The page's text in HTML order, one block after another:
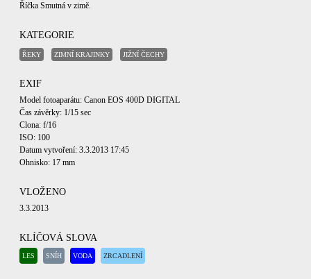
Říčka Smutná v zimě.
KATEGORIE
ŘEKY ZIMNÍ KRAJINKY JIŽNÍ ČECHY
EXIF
Model fotoaparátu: Canon EOS 400D DIGITAL
Čas závěrky: 1/15 sec
Clona: f/16
ISO: 100
Datum vytvoření: 3.3.2013 17:45
Ohnisko: 17 mm
VLOŽENO
3.3.2013
KLÍČOVÁ SLOVA
LES SNÍH VODA ZRCADLENÍ